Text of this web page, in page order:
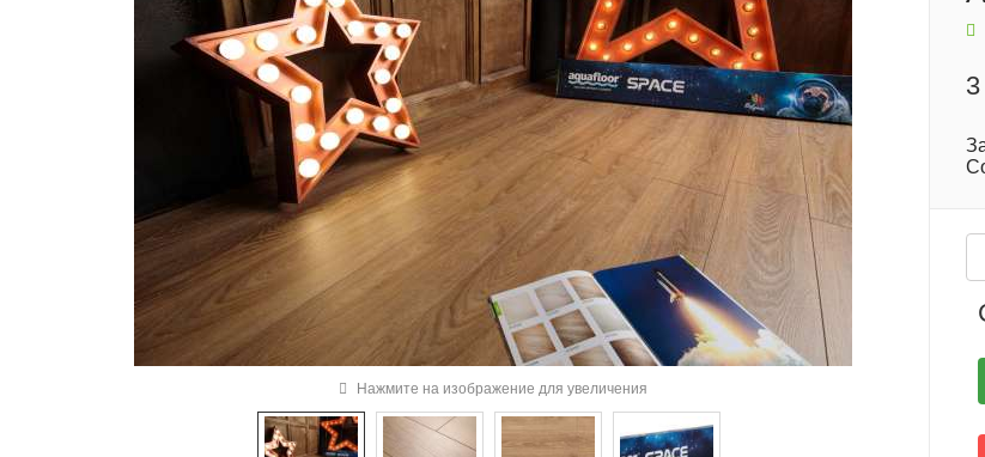
Нажмите на изображение для увеличения